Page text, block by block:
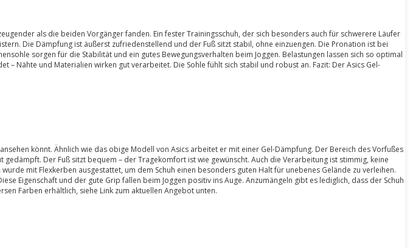
als die beiden Vorgänger fanden. Ein fester Trainingsschuh, der sich besonders auch für schwerere Läufer
Die Dämpfung ist äußerst zufriedenstellend und der Fuß sitzt stabil, ohne einzuengen. Die Pronation ist bei
sorgen für die Stabilität und ein gutes Bewegungsverhalten beim Joggen. Belastungen lassen sich so optimal
Nähte und Materialien wirken gut verarbeitet. Die Sohle fühlt sich stabil und robust an. Fazit: Der Asics Gel-
könnt. Ähnlich wie das obige Modell von Asics arbeitet er mit einer Gel-Dämpfung. Der Bereich des Vorfußes
Der Fuß sitzt bequem – der Tragekomfort ist wie gewünscht. Auch die Verarbeitung ist stimmig, keine
mit Flexkerben ausgestattet, um dem Schuh einen besonders guten Halt für unebenes Gelände zu verleihen.
Eigenschaft und der gute Grip fallen beim Joggen positiv ins Auge. Anzumängeln gibt es lediglich, dass der Schuh
Farben erhältlich, siehe Link zum aktuellen Angebot unten.